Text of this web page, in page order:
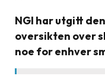
NGI har utgitt
oversikten over
noe for enhver